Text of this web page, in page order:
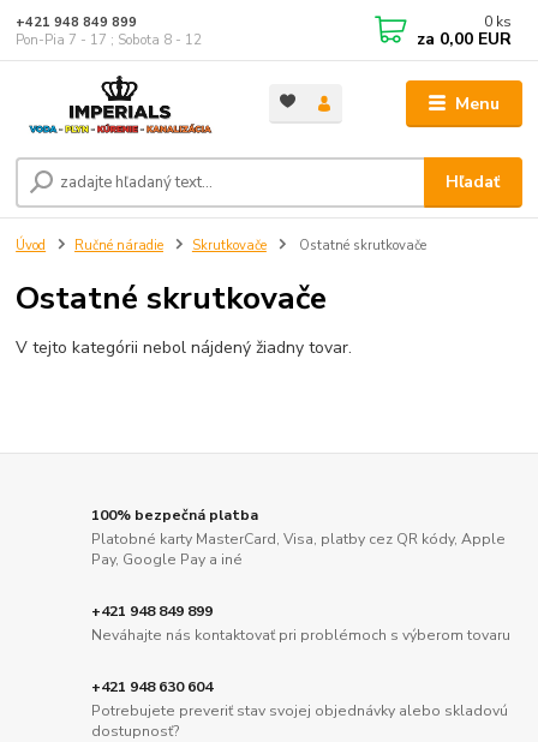
Menu
Hľadať
+421 948 849 899
Pon-Pia 7 - 17 ; Sobota 8 - 12
0 ks
za 0,00 EUR
Úvod Ručné náradie Skrutkovače Ostatné skrutkovače
Ostatné skrutkovače
V tejto kategórii nebol nájdený žiadny tovar.
100% bezpečná platba
Platobné karty MasterCard, Visa, platby cez QR kódy, Apple
Pay, Google Pay a iné
+421 948 849 899
Neváhajte nás kontaktovať pri problémoch s výberom tovaru
+421 948 630 604
Potrebujete preveriť stav svojej objednávky alebo skladovú
dostupnosť?